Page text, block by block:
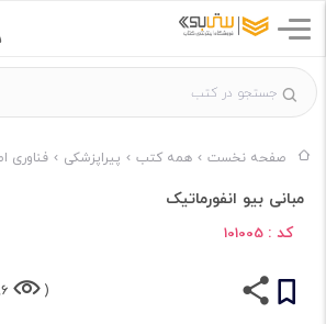
صفحه نخست همه کتب پیراپزشکی فناوری
مبانی بیو انفورماتیک
کد : 101005
(